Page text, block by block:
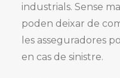
industrials. Sense
poden deixar de
les asseguradores
en cas de sinistre.